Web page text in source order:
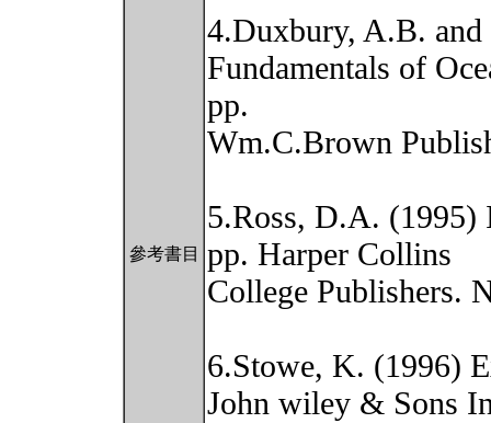
參考書目
4.Duxbury, A.B.
Fundamentals of
pp.
Wm.C.Brown
5.Ross, D.A. (1995)
pp. Harper Collins
College Publishers.
6.Stowe, K. (1996)
John wiley & Sons